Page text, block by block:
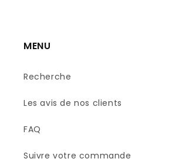
MENU
Recherche
Les avis de nos clients
FAQ
Suivre votre commande